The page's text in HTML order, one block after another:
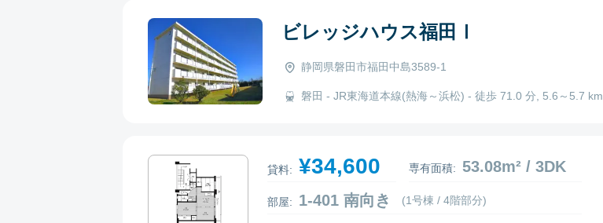
ビレッジハウス福田Ⅰ
静岡県磐田市福田中島3589-1
磐田 - JR東海道本線(熱海～浜松) - 徒歩 71.0 分, 5.6～5.7 km
貸料: ¥34,600 専有面積: 53.08m² / 3DK
部屋: 1-401 南向き (1号棟 / 4階部分)